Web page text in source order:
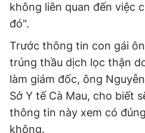
không liên quan đến việc
đó".
Trước thông tin con gái
trúng thầu dịch lọc thận
làm giám đốc, ông
Sở Y tế Cà Mau, cho biết
thông tin này xem có đúng
không.